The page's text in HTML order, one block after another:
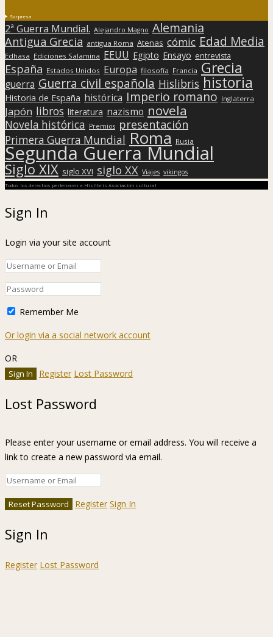
Sorpresa
2ª Guerra Mundial. Alejandro Magno Alemania
Antigua Grecia antigua Roma Atenas cómic Edad Media
Edhasa Ediciones Salamina EEUU Egipto Ensayo entrevista
España Estados Unidos Europa filosofía Francia Grecia
guerra Guerra civil española Hislibris historia
Historia de España histórica Imperio romano Inglaterra
Japón libros literatura nazismo novela
Novela histórica Premios presentación
Primera Guerra Mundial Roma Rusia
Segunda Guerra Mundial
Siglo XIX siglo XVI siglo XX Viajes vikingos
Todos los derechos pertenecen a Hislibris Asociación cultural
Sign In
Login via your site account
Remember Me
Or login via a social network account
OR
Register Lost Password
Lost Password
Please enter your username or email address. You will receive a
link to create a new password via email.
Register Sign In
Sign In
Register Lost Password